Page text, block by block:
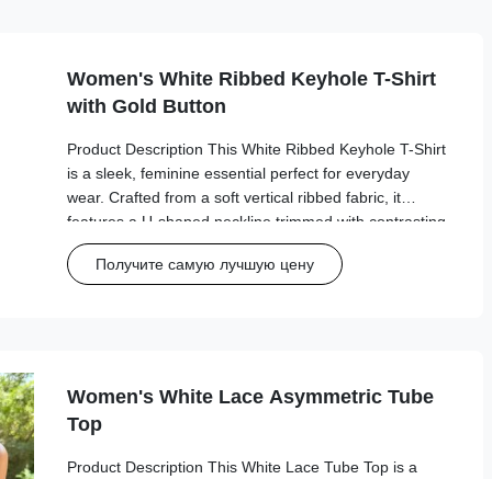
Women's White Ribbed Keyhole T-Shirt
with Gold Button
Product Description This White Ribbed Keyhole T-Shirt
is a sleek, feminine essential perfect for everyday
wear. Crafted from a soft vertical ribbed fabric, it
features a U-shaped neckline trimmed with contrasting
black piping, a decorative keyhole cutout with a gold
button accent, and short sleeves ...
Получите самую лучшую цену
Women's White Lace Asymmetric Tube
Top
Product Description This White Lace Tube Top is a